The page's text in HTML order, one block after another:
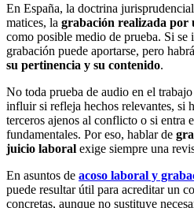
En España, la doctrina
matices, la grabación realizada por
como posible medio de prueba. Si se
grabación puede aportarse, pero
su pertinencia y su contenido.
No toda prueba de audio en el
influir si refleja hechos relevantes, si
terceros ajenos al conflicto o si entra
fundamentales. Por eso, hablar de
juicio laboral exige siempre una
En asuntos de acoso laboral y
puede resultar útil para acreditar un
concretas, aunque no sustituye